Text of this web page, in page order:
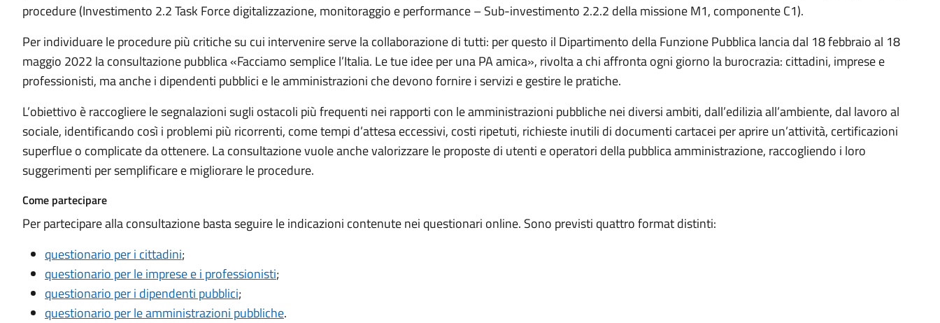
procedure (Investimento 2.2 Task Force digitalizzazione, monitoraggio e performance – Sub-investimento 2.2.2 della missione M1, componente C1).
Per individuare le procedure più critiche su cui intervenire serve la collaborazione di tutti: per questo il Dipartimento della Funzione Pubblica lancia dal 18 febbraio al 18
maggio 2022 la consultazione pubblica «Facciamo semplice l’Italia. Le tue idee per una PA amica», rivolta a chi affronta ogni giorno la burocrazia: cittadini, imprese e
professionisti, ma anche i dipendenti pubblici e le amministrazioni che devono fornire i servizi e gestire le pratiche.
L’obiettivo è raccogliere le segnalazioni sugli ostacoli più frequenti nei rapporti con le amministrazioni pubbliche nei diversi ambiti, dall’edilizia all’ambiente, dal lavoro al
sociale, identificando così i problemi più ricorrenti, come tempi d’attesa eccessivi, costi ripetuti, richieste inutili di documenti cartacei per aprire un’attività, certificazioni
superflue o complicate da ottenere. La consultazione vuole anche valorizzare le proposte di utenti e operatori della pubblica amministrazione, raccogliendo i loro
suggerimenti per semplificare e migliorare le procedure.
Come partecipare
Per partecipare alla consultazione basta seguire le indicazioni contenute nei questionari online. Sono previsti quattro format distinti:
questionario per i cittadini;
questionario per le imprese e i professionisti;
questionario per i dipendenti pubblici;
questionario per le amministrazioni pubbliche.